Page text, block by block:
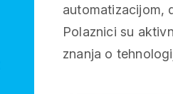
automatizacijom,
Polaznici su
znanja o